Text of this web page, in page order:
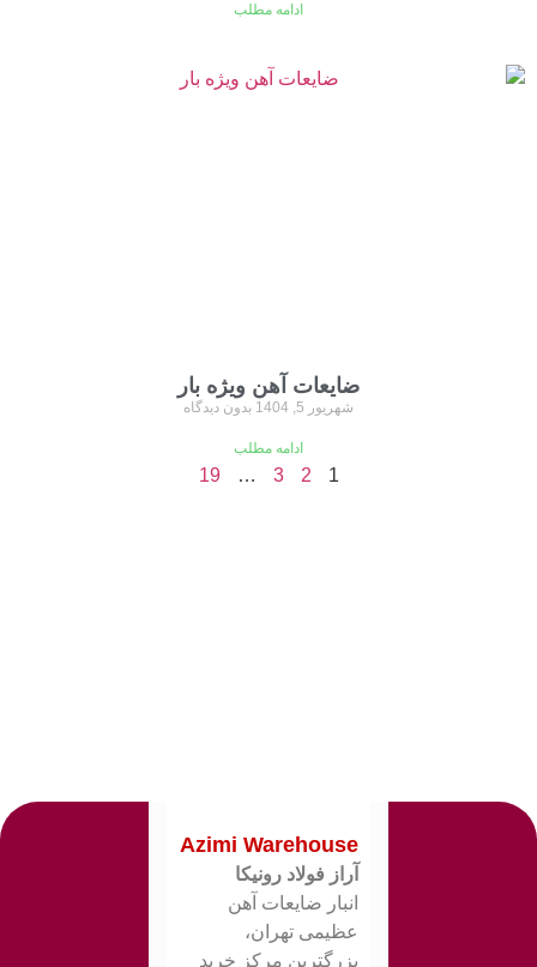
ادامه مطلب
ضایعات آهن ویژه بار
شهریور 5, 1404 بدون دیدگاه
ادامه مطلب
1
2
3
…
19
Azimi Warehouse
آراز فولاد رونیکا
انبار ضایعات آهن
عظیمی تهران،
بزرگترین مرکز خرید